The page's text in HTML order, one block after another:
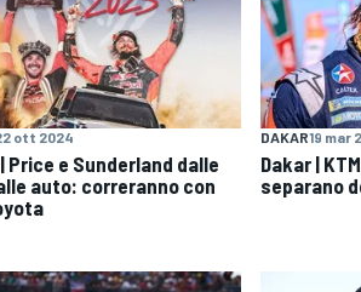
ott 2024
Price e Sunderland dalle
auto: correranno con
DAKAR19 mar
Dakar |
separano